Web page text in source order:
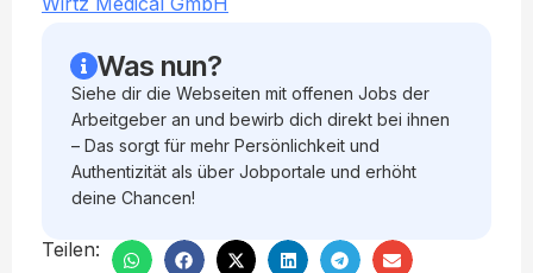
Was nun?
Siehe dir die Webseiten mit offenen Jobs der
Arbeitgeber an und bewirb dich direkt bei ihnen
– Das sorgt für mehr Persönlichkeit und
Authentizität als über Jobportale und erhöht
deine Chancen!
Teilen: